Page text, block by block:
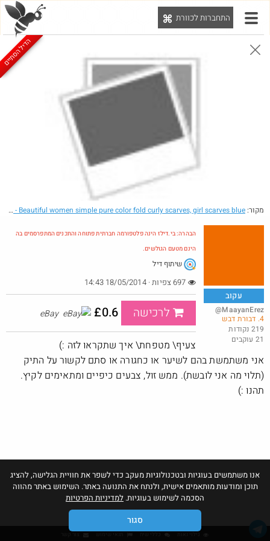
התחברות לכוורת
הבהרה: בי.דילז הינה פלטפורמה חברתית פתוחה והתכנים המתפרסמים בה הינם מטעם הגולשים.
הדילים המעודכנים הדילים החמים
עדכונים מהרשת חדש בכוורת
משלוח ב $6.99
$7.0
@ArieM
18· 1246
אנו משתמשים בעוגיות ובטכנולוגיות מעקב כדי לשפר את חוויית הגלישה, להציג
תוכן ומודעות מותאמים אישית, ולנתח את התנועה באתר. השימוש באתר מהווה
הסכמה לשימוש בעוגיות. למדיניות הפרטיות
סגור
הדיל הסתיים
מקור: - Beautiful women simple pure color fold curly scarves, girl scarves blue
עקוב
@MaayanErez
4. דבורת דבש
219 נקודות
21 עוקבים
הבהרה: בי.דילז הינה פלטפורמה חברתית פתוחה והתכנים המתפרסמים בה
הינם מטעם הגולשים.
שיתוף דיל
לרכישה £0.6
eBay
צעיף\ מטפחת\ איך שתקראו לזה :)
אני משתמשת בהם לשיער או כחגורה או סתם לקשור על התיק
(תלוי מה אני לובשת). ממש זול, צבעים כיפיים ומתאימים לקיץ.
תהנו :)